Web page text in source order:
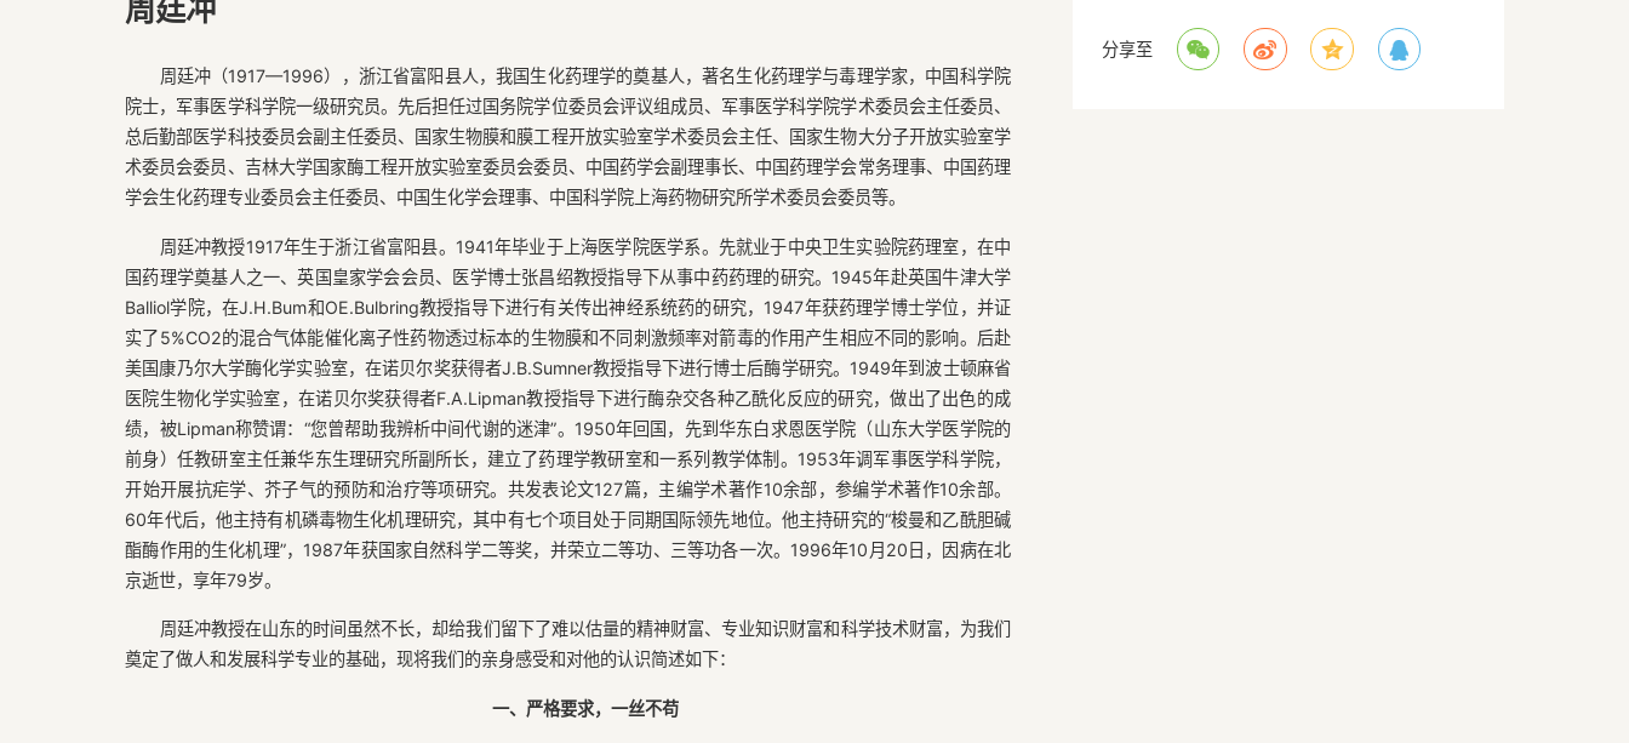
周廷冲
周廷冲（1917—1996），浙江省富阳县人，我国生化药理学的奠基人，著名生化药理学与毒理学家，中国科学院
院士，军事医学科学院一级研究员。先后担任过国务院学位委员会评议组成员、军事医学科学院学术委员会主任委员、
总后勤部医学科技委员会副主任委员、国家生物膜和膜工程开放实验室学术委员会主任、国家生物大分子开放实验室学
术委员会委员、吉林大学国家酶工程开放实验室委员会委员、中国药学会副理事长、中国药理学会常务理事、中国药理
学会生化药理专业委员会主任委员、中国生化学会理事、中国科学院上海药物研究所学术委员会委员等。
周廷冲教授1917年生于浙江省富阳县。1941年毕业于上海医学院医学系。先就业于中央卫生实验院药理室，在中
国药理学奠基人之一、英国皇家学会会员、医学博士张昌绍教授指导下从事中药药理的研究。1945年赴英国牛津大学
Balliol学院，在J.H.Bum和OE.Bulbring教授指导下进行有关传出神经系统药的研究，1947年获药理学博士学位，并证
实了5%CO2的混合气体能催化离子性药物透过标本的生物膜和不同刺激频率对箭毒的作用产生相应不同的影响。后赴
美国康乃尔大学酶化学实验室，在诺贝尔奖获得者J.B.Sumner教授指导下进行博士后酶学研究。1949年到波士顿麻省
医院生物化学实验室，在诺贝尔奖获得者F.A.Lipman教授指导下进行酶杂交各种乙酰化反应的研究，做出了出色的成
绩，被Lipman称赞谓：“您曾帮助我辨析中间代谢的迷津”。1950年回国，先到华东白求恩医学院（山东大学医学院的
前身）任教研室主任兼华东生理研究所副所长，建立了药理学教研室和一系列教学体制。1953年调军事医学科学院，
开始开展抗疟学、芥子气的预防和治疗等项研究。共发表论文127篇，主编学术著作10余部，参编学术著作10余部。
60年代后，他主持有机磷毒物生化机理研究，其中有七个项目处于同期国际领先地位。他主持研究的“梭曼和乙酰胆碱
酯酶作用的生化机理”，1987年获国家自然科学二等奖，并荣立二等功、三等功各一次。1996年10月20日，因病在北
京逝世，享年79岁。
周廷冲教授在山东的时间虽然不长，却给我们留下了难以估量的精神财富、专业知识财富和科学技术财富，为我们
奠定了做人和发展科学专业的基础，现将我们的亲身感受和对他的认识简述如下：
一、严格要求，一丝不苟
分享至